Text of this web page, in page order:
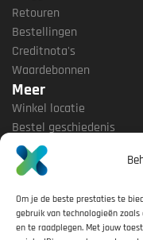
Om je de beste prestaties te
gebruik van technologieën
en te raadplegen. Met jouw
Retouren
Bestellingen
Creditnota's
Waardebonnen
Meer
Winkel locatie
Bestel geschiedenis
Wenslijstje
Nieuwsbrief
Smitspol 15K, 3861